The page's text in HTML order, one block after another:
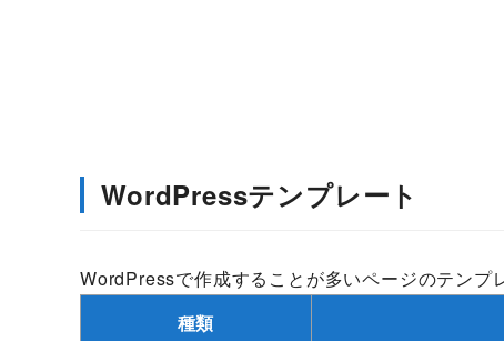
WordPressテンプレート
WordPressで作成することが多いページのテンプ
種類